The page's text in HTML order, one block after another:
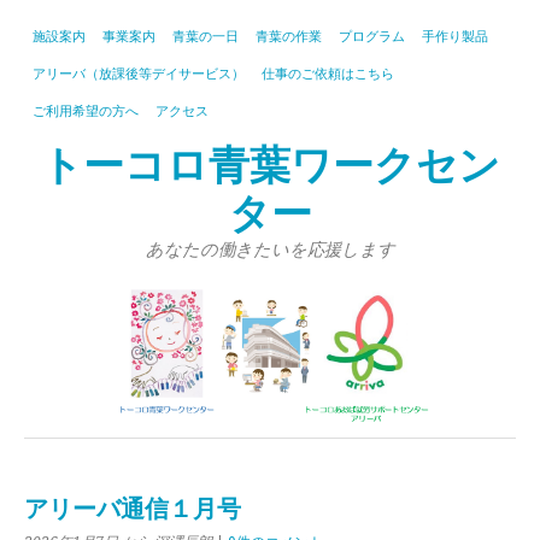
施設案内 事業案内 青葉の一日 青葉の作業 プログラム 手作り製品
アリーバ（放課後等デイサービス） 仕事のご依頼はこちら
ご利用希望の方へ アクセス
トーコロ青葉ワークセン
ター
あなたの働きたいを応援します
アリーバ通信１月号